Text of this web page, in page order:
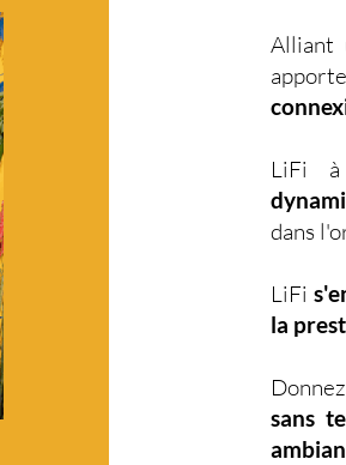
Alliant
LiFi
dans
LiFi
la
sans